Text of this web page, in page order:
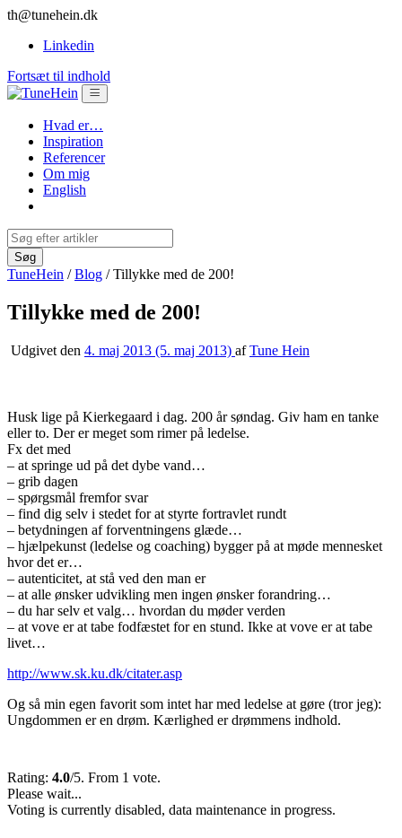
th@tunehein.dk
Linkedin
Fortsæt til indhold
Hvad er…
Inspiration
Referencer
Om mig
English
TuneHein /Blog /Tillykke med de 200!
Tillykke med de 200!
Udgivet den 4. maj 2013 (5. maj 2013) af Tune Hein
Husk lige på Kierkegaard i dag. 200 år søndag. Giv ham en tanke
eller to. Der er meget som rimer på ledelse.
Fx det med
– at springe ud på det dybe vand…
– grib dagen
– spørgsmål fremfor svar
– find dig selv i stedet for at styrte fortravlet rundt
– betydningen af forventningens glæde…
– hjælpekunst (ledelse og coaching) bygger på at møde mennesket
hvor det er…
– autenticitet, at stå ved den man er
– at alle ønsker udvikling men ingen ønsker forandring…
– du har selv et valg… hvordan du møder verden
– at vove er at tabe fodfæstet for en stund. Ikke at vove er at tabe
livet…
http://www.sk.ku.dk/citater.asp
Og så min egen favorit som intet har med ledelse at gøre (tror jeg):
Ungdommen er en drøm. Kærlighed er drømmens indhold.
Rating: 4.0/5. From 1 vote.
Please wait...
Voting is currently disabled, data maintenance in progress.